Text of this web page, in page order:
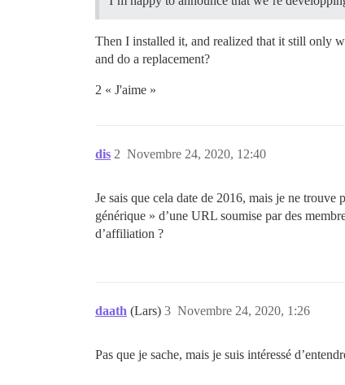
Then I installed it, and realized that it still only
and do a replacement?
2 « J'aime »
dis Novembre 24, 2020, 12:40
2
Je sais que cela date de 2016, mais je ne
générique » d’une URL soumise par des
d’affiliation ?
daath (Lars) Novembre 24, 2020, 1:26
3
Pas que je sache, mais je suis intéressé